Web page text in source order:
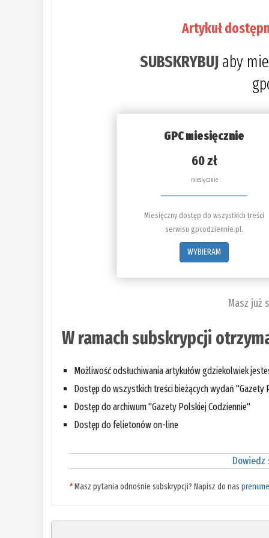
Artykuł
SUBSKRYBUJaby
GPC miesięcznie
60 zł
miesięcznie
Miesięczny dostęp do wszystkich treści
serwisu gpcodziennie.pl.
WYBIERAM
Masz już
W ramach subskrypcji
Możliwość odsłuchiwania artykułów gdziekolwiek
Dostęp do wszystkich treści bieżących wydań "Gazety
Dostęp do archiwum "Gazety Polskiej Codziennie"
Dostęp do felietonów on-line
Dowiedz
*Masz pytania odnośnie subskrypcji? Napisz do nas